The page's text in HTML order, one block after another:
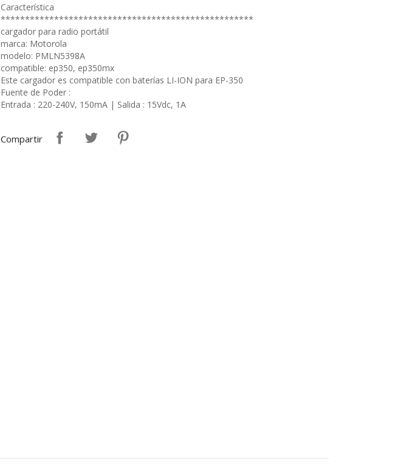
Característica
****************************************************
cargador para radio portátil
marca: Motorola
modelo: PMLN5398A
compatible: ep350, ep350mx
Este cargador es compatible con baterías LI-ION para EP-350
Fuente de Poder :
Entrada : 220-240V, 150mA | Salida : 15Vdc, 1A
Compartir